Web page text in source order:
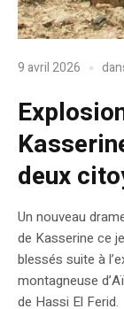
9 avril 2026
deux
Un nouveau
de Kasserine ce
blessés suite à
montagneuse
de Hassi El Ferid.